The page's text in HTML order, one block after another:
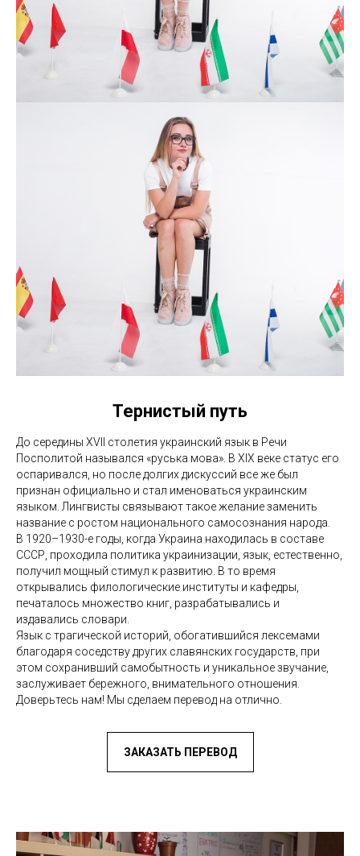
Тернистый путь
До середины XVII столетия украинский язык в Речи
Посполитой назывался «руська мова». В XIХ веке статус его
оспаривался, но после долгих дискуссий все же был
признан официально и стал именоваться украинским
языком. Лингвисты связывают такое желание заменить
название с ростом национального самосознания народа.
В 1920–1930-е годы, когда Украина находилась в составе
СССР, проходила политика украинизации, язык, естественно,
получил мощный стимул к развитию. В то время
открывались филологические институты и кафедры,
печаталось множество книг, разрабатывались и
издавались словари.
Язык с трагической историй, обогатившийся лексемами
благодаря соседству других славянских государств, при
этом сохранивший самобытность и уникальное звучание,
заслуживает бережного, внимательного отношения.
Доверьтесь нам! Мы сделаем перевод на отлично.
ЗАКАЗАТЬ ПЕРЕВОД